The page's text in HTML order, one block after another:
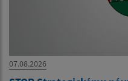
07.08.2026